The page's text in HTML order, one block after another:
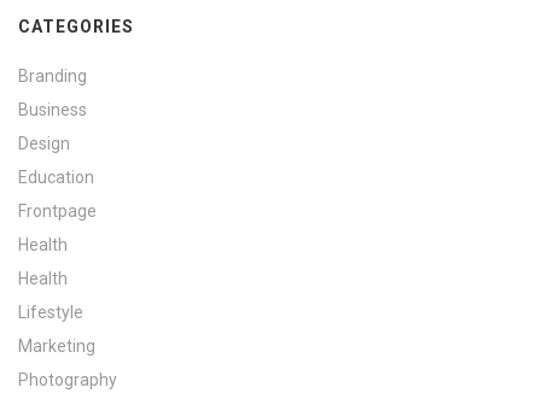
CATEGORIES
Branding
Business
Design
Education
Frontpage
Health
Health
Lifestyle
Marketing
Photography